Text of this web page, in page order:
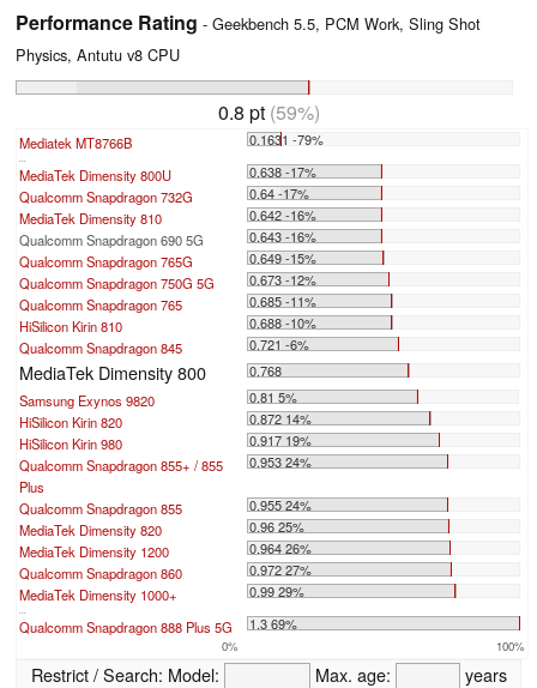
Performance Rating - Geekbench 5.5, PCM Work, Sling Shot
Physics, Antutu v8 CPU
0.8 pt(59%)
Mediatek MT8766B 0.1631 -79%
MediaTek Dimensity 800U
0.638 -17%
Qualcomm Snapdragon 732G
0.64 -17%
MediaTek Dimensity 810
0.642 -16%
Qualcomm Snapdragon 690 5G
0.643 -16%
Qualcomm Snapdragon 765G
0.649 -15%
Qualcomm Snapdragon 750G 5G
0.673 -12%
Qualcomm Snapdragon 765
0.685 -11%
HiSilicon Kirin 810
0.688 -10%
Qualcomm Snapdragon 845
0.721 -6%
MediaTek Dimensity 800
0.768
Samsung Exynos 9820
0.81 5%
HiSilicon Kirin 820
0.872 14%
HiSilicon Kirin 980
0.917 19%
Qualcomm Snapdragon 855+ / 855
Plus
0.953 24%
Qualcomm Snapdragon 855
0.955 24%
MediaTek Dimensity 820
0.96 25%
MediaTek Dimensity 1200
0.964 26%
Qualcomm Snapdragon 860
0.972 27%
MediaTek Dimensity 1000+
0.99 29%
Qualcomm Snapdragon 888 Plus 5G 1.3 69%
0% 100%
Restrict / Search: Model: Max. age:
years